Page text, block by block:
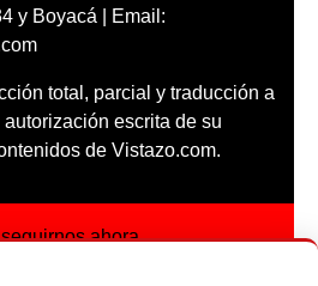
y Boyacá | Email:
total, parcial y traducción a
escrita de su
de Vistazo.com.
ahora